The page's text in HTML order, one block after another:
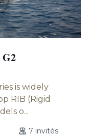
is widely
RIB (Rigid
o...
7 invités